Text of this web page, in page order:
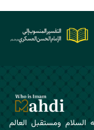
ومستقبل العالم